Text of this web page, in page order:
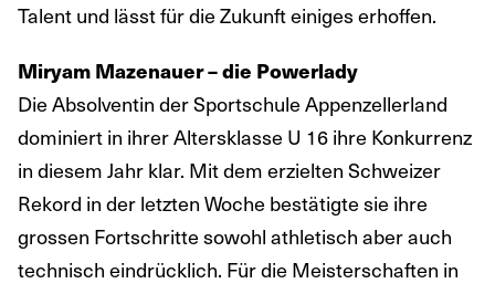
Talent und lässt für die Zukunft einiges erhoffen.
Miryam Mazenauer – die Powerlady
Die Absolventin der Sportschule Appenzellerland
dominiert in ihrer Altersklasse U 16 ihre Konkurrenz
in diesem Jahr klar. Mit dem erzielten Schweizer
Rekord in der letzten Woche bestätigte sie ihre
grossen Fortschritte sowohl athletisch aber auch
technisch eindrücklich. Für die Meisterschaften in